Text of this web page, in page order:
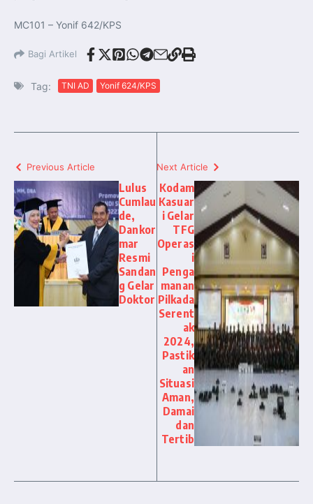
Ekosistem Kendaraan Listrik Nasional
DBFM dalam Pitch Black 2026 di Australia
MC101 – Yonif 642/KPS
Bagi Artikel
Tag: TNI AD Yonif 624/KPS
Previous Article
Lulus
Cumlau
de,
Dankor
mar
Resmi
Sandan
g Gelar
Doktor
Next Article
Kodam
Kasuar
i Gelar
TFG
Operas
i
Penga
manan
Pilkada
Serent
ak
2024,
Pastik
an
Situasi
Aman,
Damai
dan
Tertib